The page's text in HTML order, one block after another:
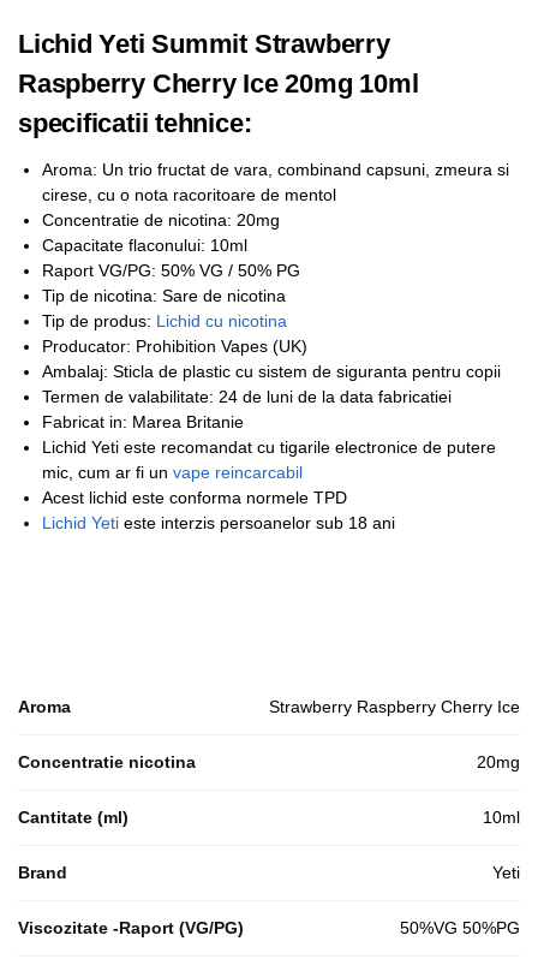
Lichid Yeti Summit Strawberry
Raspberry Cherry Ice 20mg 10ml
specificatii tehnice:
Aroma: Un trio fructat de vara, combinand capsuni, zmeura si
cirese, cu o nota racoritoare de mentol
Concentratie de nicotina: 20mg
Capacitate flaconului: 10ml
Raport VG/PG: 50% VG / 50% PG
Tip de nicotina: Sare de nicotina
Tip de produs: Lichid cu nicotina
Producator: Prohibition Vapes (UK)
Ambalaj: Sticla de plastic cu sistem de siguranta pentru copii
Termen de valabilitate: 24 de luni de la data fabricatiei
Fabricat in: Marea Britanie
Lichid Yeti este recomandat cu tigarile electronice de putere
mic, cum ar fi un vape reincarcabil
Acest lichid este conforma normele TPD
Lichid Yeti este interzis persoanelor sub 18 ani
Aroma Strawberry Raspberry Cherry Ice
Concentratie nicotina 20mg
Cantitate (ml) 10ml
Brand Yeti
Viscozitate -Raport (VG/PG) 50%VG 50%PG